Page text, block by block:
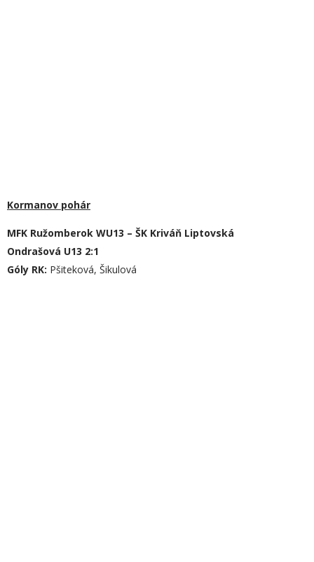
Kormanov pohár
MFK Ružomberok WU13 – ŠK Kriváň Liptovská
Ondrašová U13 2:1
Góly RK: Pšiteková, Šikulová